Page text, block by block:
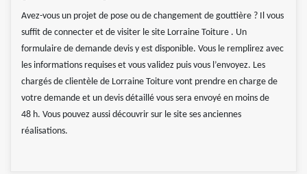
Avez-vous un projet de pose ou de changement de gouttière ? Il vous
suffit de connecter et de visiter le site Lorraine Toiture . Un
formulaire de demande devis y est disponible. Vous le remplirez avec
les informations requises et vous validez puis vous l’envoyez. Les
chargés de clientèle de Lorraine Toiture vont prendre en charge de
votre demande et un devis détaillé vous sera envoyé en moins de
48 h. Vous pouvez aussi découvrir sur le site ses anciennes
réalisations.